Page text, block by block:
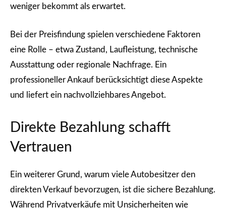
weniger bekommt als erwartet.
Bei der Preisfindung spielen verschiedene Faktoren
eine Rolle – etwa Zustand, Laufleistung, technische
Ausstattung oder regionale Nachfrage. Ein
professioneller Ankauf berücksichtigt diese Aspekte
und liefert ein nachvollziehbares Angebot.
Direkte Bezahlung schafft
Vertrauen
Ein weiterer Grund, warum viele Autobesitzer den
direkten Verkauf bevorzugen, ist die sichere Bezahlung.
Während Privatverkäufe mit Unsicherheiten wie